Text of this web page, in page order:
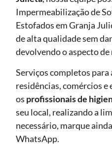
Impermeabilização de
Estofados em Granja
de alta qualidade sem
devolvendo o aspecto
Serviços completos para
residências, comércios e
os profissionais de
seu local, realizando a
necessário, marque
WhatsApp.